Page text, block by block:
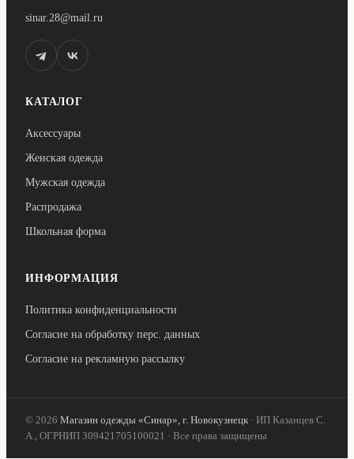
sinar.28@mail.ru
КАТАЛОГ
Аксессуары
Женская одежда
Мужская одежда
Распродажа
Школьная форма
ИНФОРМАЦИЯ
Политика конфиденциальности
Согласие на обработку перс. данных
Согласие на рекламную рассылку
© 2026 Магазин одежды «Синар», г. Новокузнецк · ИП Казанцев С.
А., ОГРНИП 309421705100021 · Все права защищены